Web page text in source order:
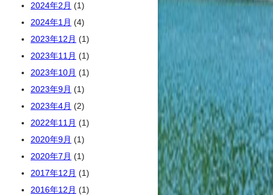
2024年2月 (1)
2024年1月 (4)
2023年12月 (1)
2023年11月 (1)
2023年10月 (1)
2023年9月 (1)
2023年4月 (2)
2022年11月 (1)
2020年9月 (1)
2020年7月 (1)
2017年12月 (1)
2016年12月 (1)